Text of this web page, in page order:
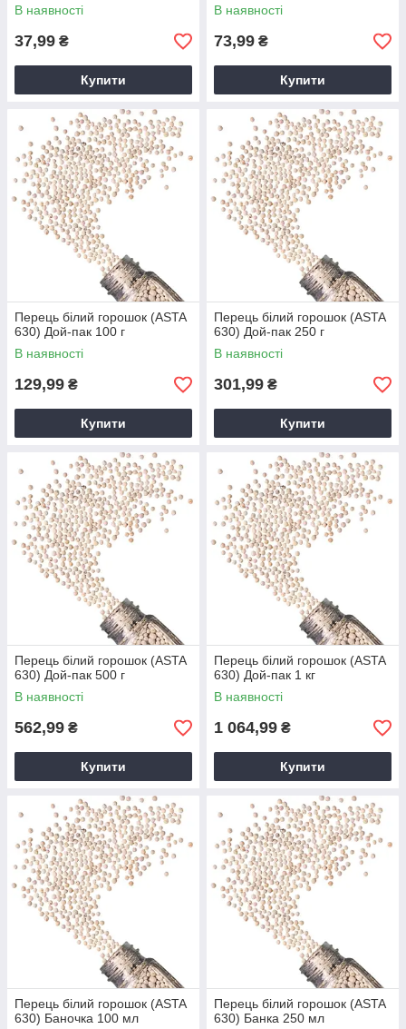
В наявності
37,99 ₴
Купити
В наявності
73,99 ₴
Купити
Перець білий горошок (ASTA
630) Дой-пак 100 г
В наявності
129,99 ₴
Купити
Перець білий горошок (ASTA
630) Дой-пак 250 г
В наявності
301,99 ₴
Купити
Перець білий горошок (ASTA
630) Дой-пак 500 г
В наявності
562,99 ₴
Купити
Перець білий горошок (ASTA
630) Дой-пак 1 кг
В наявності
1 064,99 ₴
Купити
Перець білий горошок (ASTA
630) Баночка 100 мл
Перець білий горошок (ASTA
630) Банка 250 мл